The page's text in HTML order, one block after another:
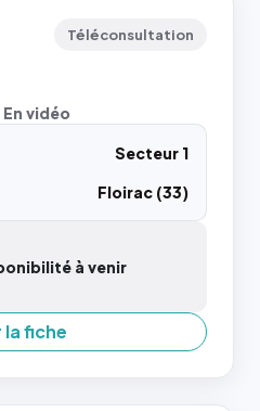
Téléconsultation
vidéo
Secteur 1
Floirac (33)
à venir
la fiche